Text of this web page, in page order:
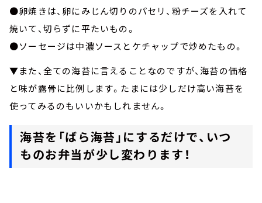
●卵焼きは、卵にみじん切りのパセリ、粉チーズを入れて
焼いて、切らずに平たいもの。
●ソーセージは中濃ソースとケチャップで炒めたもの。
▼また、全ての海苔に言えることなのですが、海苔の価格
と味が露骨に比例します。たまには少しだけ高い海苔を
使ってみるのもいいかもしれません。
海苔を「ばら海苔」にするだけで、いつ
ものお弁当が少し変わります！